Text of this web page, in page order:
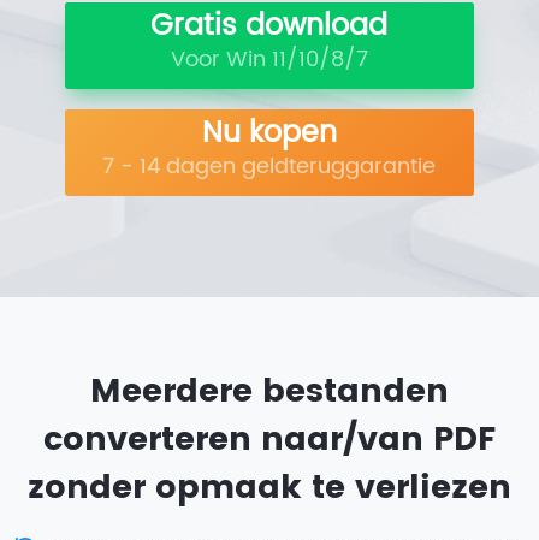
Gratis download
Voor Win 11/10/8/7
Nu kopen
7 - 14 dagen geldteruggarantie
Meerdere bestanden
converteren naar/van PDF
zonder opmaak te verliezen